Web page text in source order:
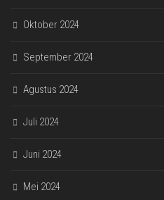
Oktober 2024
September 2024
Agustus 2024
Juli 2024
Juni 2024
Mei 2024